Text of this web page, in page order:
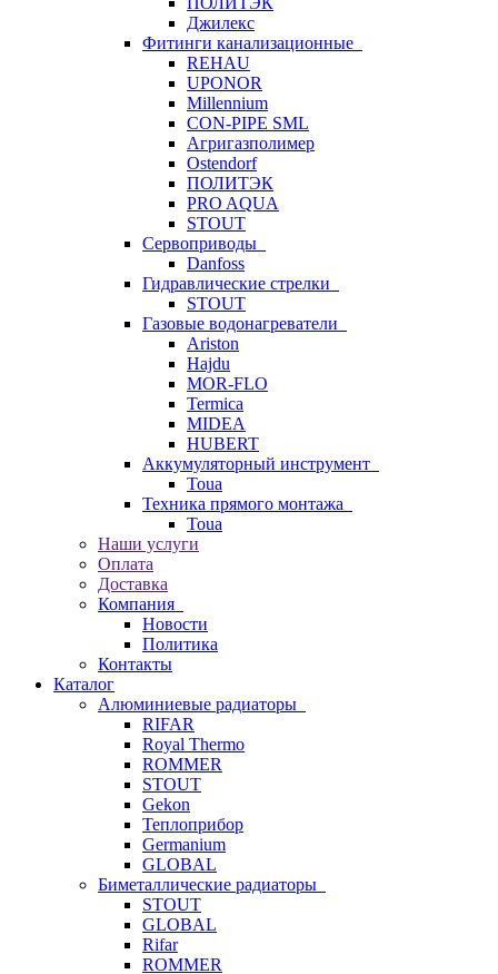
Джилекс
Фитинги канализационные
REHAU
UPONOR
Millennium
CON-PIPE SML
Агригазполимер
Ostendorf
ПОЛИТЭК
PRO AQUA
STOUT
Сервоприводы
Danfoss
Гидравлические стрелки
STOUT
Газовые водонагреватели
Ariston
Hajdu
MOR-FLO
Termica
MIDEA
HUBERT
Аккумуляторный инструмент
Toua
Техника прямого монтажа
Toua
Наши услуги
Оплата
Доставка
Компания
Новости
Политика
Контакты
Каталог
Алюминиевые радиаторы
RIFAR
Royal Thermo
ROMMER
STOUT
Gekon
Теплоприбор
Germanium
GLOBAL
Биметаллические радиаторы
STOUT
GLOBAL
Rifar
ROMMER